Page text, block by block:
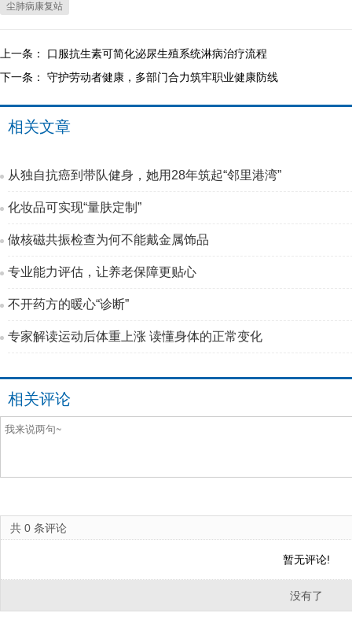
尘肺病康复站
上一条： 口服抗生素可简化泌尿生殖系统淋病治疗流程
下一条： 守护劳动者健康，多部门合力筑牢职业健康防线
相关文章
从独自抗癌到带队健身，她用28年筑起“邻里港湾”
化妆品可实现“量肤定制”
做核磁共振检查为何不能戴金属饰品
专业能力评估，让养老保障更贴心
不开药方的暖心“诊断”
专家解读运动后体重上涨 读懂身体的正常变化
相关评论
共 0 条评论
暂无评论!
没有了